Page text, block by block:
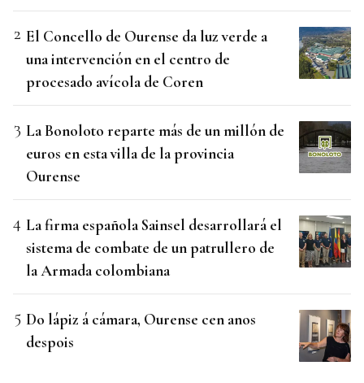
El Concello de Ourense da luz verde a
una intervención en el centro de
procesado avícola de Coren
La Bonoloto reparte más de un millón de
euros en esta villa de la provincia
Ourense
La firma española Sainsel desarrollará el
sistema de combate de un patrullero de
la Armada colombiana
Do lápiz á cámara, Ourense cen anos
despois